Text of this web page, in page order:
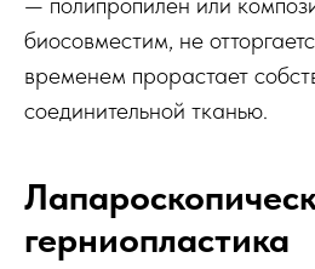
биосовместим, не
временем прорастает
соединительной тканью.
герниопластика